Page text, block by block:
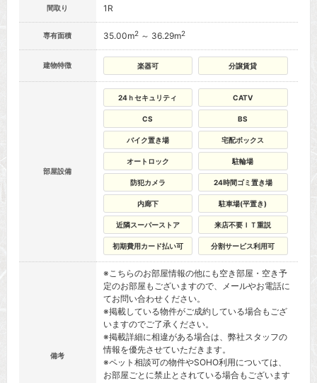
間取り 1R
専有面積 35.00m2～ 36.29m2
建物特徴 楽器可 分譲賃貸
部屋設備
24ｈセキュリティ CATV
CS BS
バイク置き場 宅配ボックス
オートロック 駐輪場
防犯カメラ 24時間ゴミ置き場
内廊下 駐車場(平置き)
近隣スーパーストア 来店不要ＩＴ重説
初期費用カード払い可 分割サービス利用可
備考
※こちらのお部屋情報の他にも空き部屋・空き予
定のお部屋もございますので、メールやお電話に
てお問い合わせください。
※掲載している物件がご成約している場合もござ
いますのでご了承ください。
※掲載詳細に相違がある場合は、弊社スタッフの
情報を優先させていただきます。
※ペット相談可の物件やSOHO利用については、
お部屋ごとに禁止とされている場合もございます